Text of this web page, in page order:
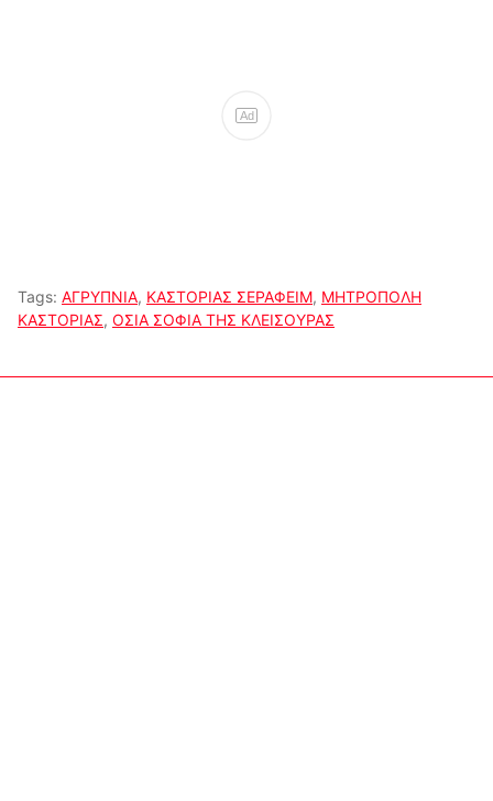
Ad
Tags: ΑΓΡΥΠΝΙΑ, ΚΑΣΤΟΡΙΑΣ ΣΕΡΑΦΕΙΜ, ΜΗΤΡΟΠΟΛΗ
ΚΑΣΤΟΡΙΑΣ, ΟΣΙΑ ΣΟΦΙΑ ΤΗΣ ΚΛΕΙΣΟΥΡΑΣ